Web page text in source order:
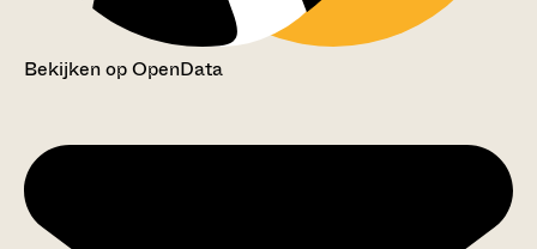
Bekijken op OpenData